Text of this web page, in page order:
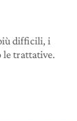
difficili, i
le trattative.